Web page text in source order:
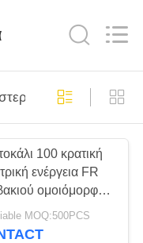
100 κρατική
ενέργεια FR
ομοιόμορφη
αντανακλαστικές
MOQ:500PCS